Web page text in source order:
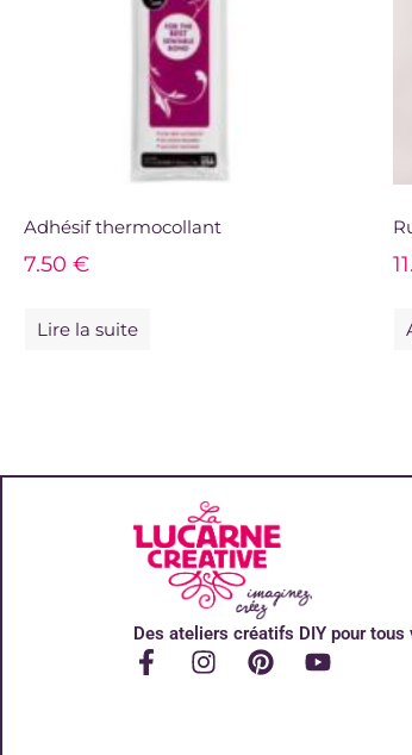
Adhésif thermocollant
7.50 €
Lire la suite
Des ateliers créatifs DIY pour